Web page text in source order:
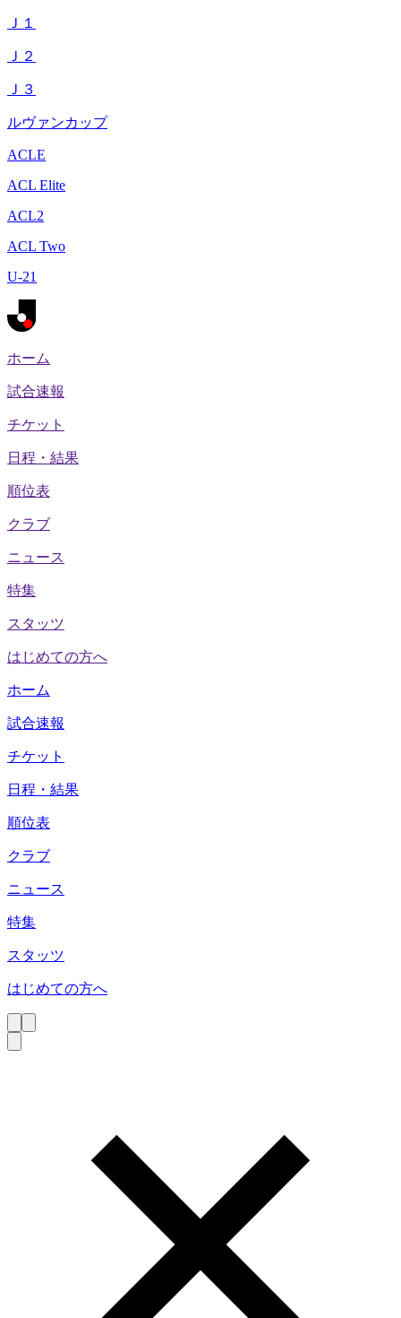
Ｊ１
Ｊ２
Ｊ３
ルヴァンカップ
ACLE
ACL Elite
ACL2
ACL Two
U-21
ホーム
試合速報
チケット
日程・結果
順位表
クラブ
ニュース
特集
スタッツ
はじめての方へ
ホーム
試合速報
チケット
日程・結果
順位表
クラブ
ニュース
特集
スタッツ
はじめての方へ